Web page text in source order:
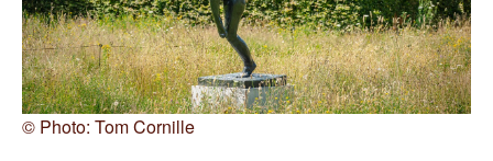
© Photo: Tom Cornille